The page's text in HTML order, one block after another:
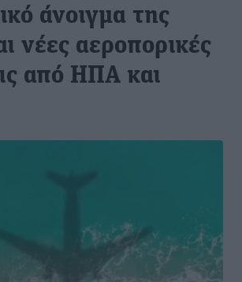
άνοιγμα της
νέες αεροπορικές
από ΗΠΑ και